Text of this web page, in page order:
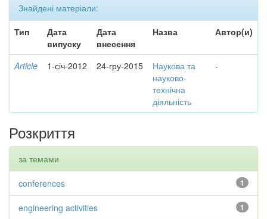
Знайдені матеріали:
Тип
Дата
випуску
Дата
внесення
Назва Автор(и)
Article 1-січ-2012 24-гру-2015
Наукова та
науково-
технічна
діяльність
-
Розкриття
за темами
1
conferences
1
engineering activities